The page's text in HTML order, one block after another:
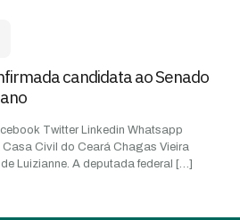
candidata ao Senado
Twitter Linkedin Whatsapp
Civil do Ceará Chagas Vieira
Luizianne. A deputada federal […]